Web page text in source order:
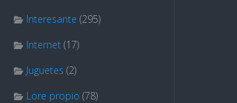
Interesante (295)
Internet (17)
Juguetes (2)
Lore propio (78)